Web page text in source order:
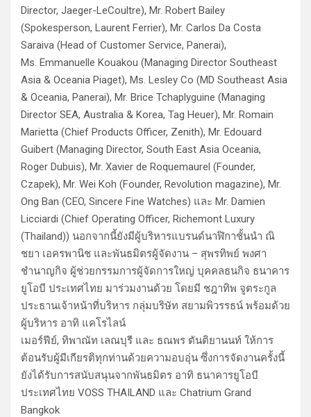
Director, Jaeger-LeCoultre), Mr. Robert Bailey
(Spokesperson, Laurent Ferrier), Mr. Carlos Da Costa
Saraiva (Head of Customer Service, Panerai),
Ms. Emmanuelle Kouakou (Managing Director Southeast
Asia & Oceania Piaget), Ms. Lesley Co (MD Southeast Asia
& Oceania, Panerai), Mr. Brice Tchaplyguine (Managing
Director SEA, Australia & Korea, Tag Heuer), Mr. Romain
Marietta (Chief Products Officer, Zenith), Mr. Edouard
Guibert (Managing Director, South East Asia Oceania,
Roger Dubuis), Mr. Xavier de Roquemaurel (Founder,
Czapek), Mr. Wei Koh (Founder, Revolution magazine), Mr.
Ong Ban (CEO, Sincere Fine Watches) และ Mr. Damien
Licciardi (Chief Operating Officer, Richemont Luxury
(Thailand)) นอกจากนี้ยังมีผู้บริหารแบรนด์นาฬิกาชั้นนำ ณิ
ชยา เอครพานิช และพันธมิตรผู้จัดงาน – สุพรทิพย์ พงศา
ชำนาญกิจ ผู้ช่วยกรรมการผู้จัดการใหญ่ บุคคลธนกิจ ธนาคาร
ยูโอบี ประเทศไทย มาร่วมงานด้วย โดยมี ชฎาทิพ จูตระกูล
ประธานเจ้าหน้าที่บริหาร กลุ่มบริษัท สยามพิวรรธน์ พร้อมด้วย
ผู้บริหาร อาทิ แคโรไลน์
เมอร์ฟีย์, ทิพาณัท เลณบุรี และ ธณพร ตันติยานนท์ ให้การ
ต้อนรับผู้มีเกียรติทุกท่านด้วยความอบอุ่น ซึ่งการจัดงานครั้งนี้
ยังได้รับการสนับสนุนจากพันธมิตร อาทิ ธนาคารยูโอบี
ประเทศไทย VOSS THAILAND และ Chatrium Grand
Bangkok